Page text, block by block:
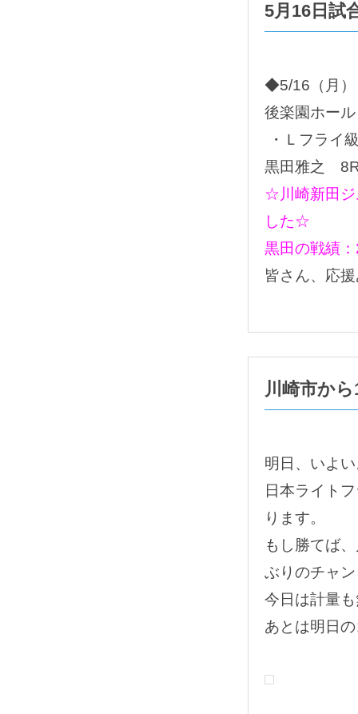
5月16日
◆5/16（月）
後楽園ホー
・Ｌフライ
黒田雅之
☆川崎新田ジ
した☆
黒田の戦績
皆さん、応
川崎市か
明日、いよ
日本ライト
ります。
もし勝てば
ぶりのチャ
今日は計量
あとは明日